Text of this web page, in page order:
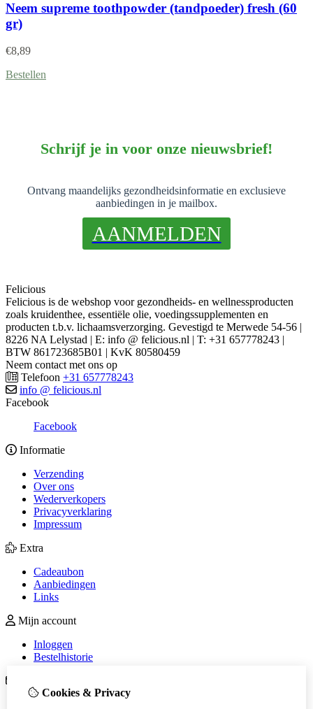
Neem supreme toothpowder (tandpoeder) fresh (60
gr)
€8,89
Bestellen
Schrijf je in voor onze nieuwsbrief!
Ontvang maandelijks gezondheidsinformatie en exclusieve
aanbiedingen in je mailbox.
AANMELDEN
Felicious
Felicious is de webshop voor gezondheids- en wellnessproducten
zoals kruidenthee, essentiële olie, voedingssupplementen en
producten t.b.v. lichaamsverzorging. Gevestigd te Merwede 54-56 |
8226 NA Lelystad | E: info @ felicious.nl | T: +31 657778243 |
BTW 861723685B01 | KvK 80580459
Neem contact met ons op
Telefoon +31 657778243
info @ felicious.nl
Facebook
Facebook
Informatie
Verzending
Over ons
Wederverkopers
Privacyverklaring
Impressum
Extra
Cadeaubon
Aanbiedingen
Links
Mijn account
Inloggen
Bestelhistorie
Cookies & Privacy